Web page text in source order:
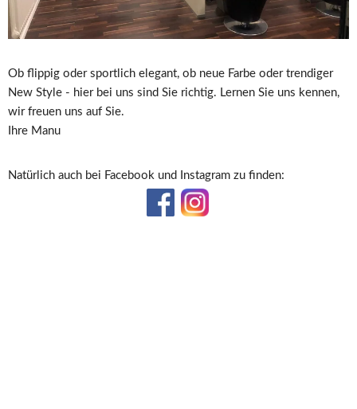
Ob flippig oder sportlich elegant, ob neue Farbe oder trendiger
New Style - hier bei uns sind Sie richtig. Lernen Sie uns kennen,
wir freuen uns auf Sie.
Ihre Manu
Natürlich auch bei Facebook und Instagram zu finden: